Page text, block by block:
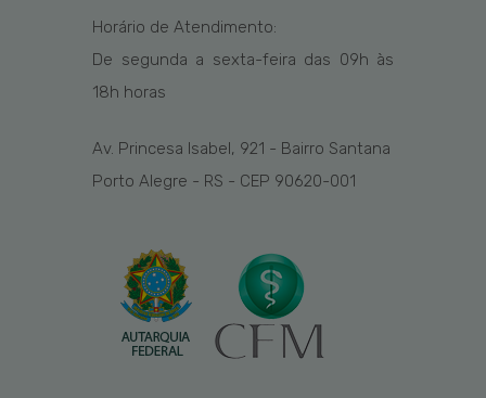
Horário de Atendimento:
De segunda a sexta-feira das 09h às
18h horas
Av. Princesa Isabel, 921 - Bairro Santana
Porto Alegre - RS - CEP 90620-001